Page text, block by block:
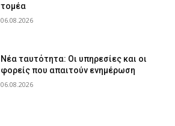
τομέα
06.08.2026
Νέα ταυτότητα: Οι υπηρεσίες και οι
φορείς που απαιτούν ενημέρωση
06.08.2026